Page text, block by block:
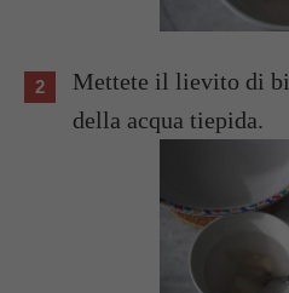
Mettete il lievito di
della acqua tiepida.